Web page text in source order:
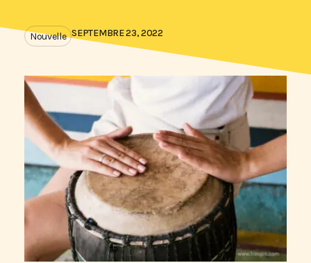
Nouvelle SEPTEMBRE 23, 2022